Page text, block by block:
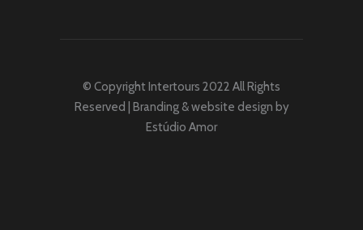
© Copyright Intertours 2022 All Rights
Reserved | Branding & website design by
Estúdio Amor